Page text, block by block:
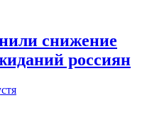
снижение
россиян